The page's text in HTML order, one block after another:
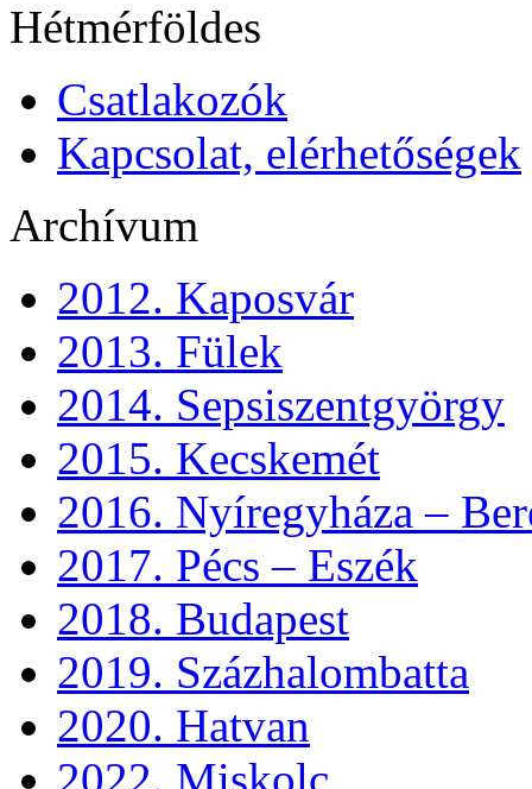
Hétmérföldes
Csatlakozók
Kapcsolat, elérhetőségek
Archívum
2012. Kaposvár
2013. Fülek
2014. Sepsiszentgyörgy
2015. Kecskemét
2016. Nyíregyháza –
2017. Pécs – Eszék
2018. Budapest
2019. Százhalombatta
2020. Hatvan